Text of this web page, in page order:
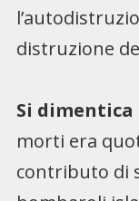
distruzione
Si
morti era
contributo di